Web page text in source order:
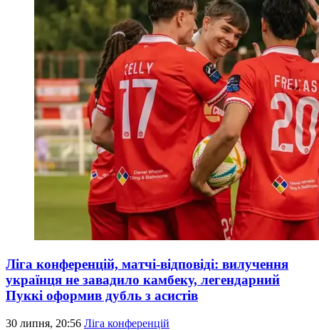
Ліга конференцій, матчі-відповіді: вилучення
українця не завадило камбеку, легендарний
Пуккі оформив дубль з асистів
30 липня, 20:56 Ліга конференцій